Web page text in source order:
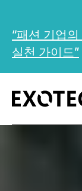
“패션 기업
실천 가이드”